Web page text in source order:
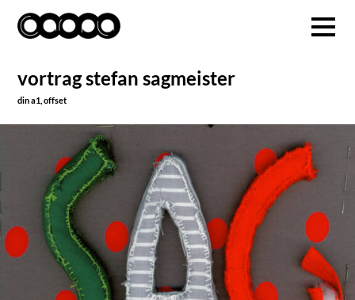
vortrag stefan sagmeister
din a1, offset